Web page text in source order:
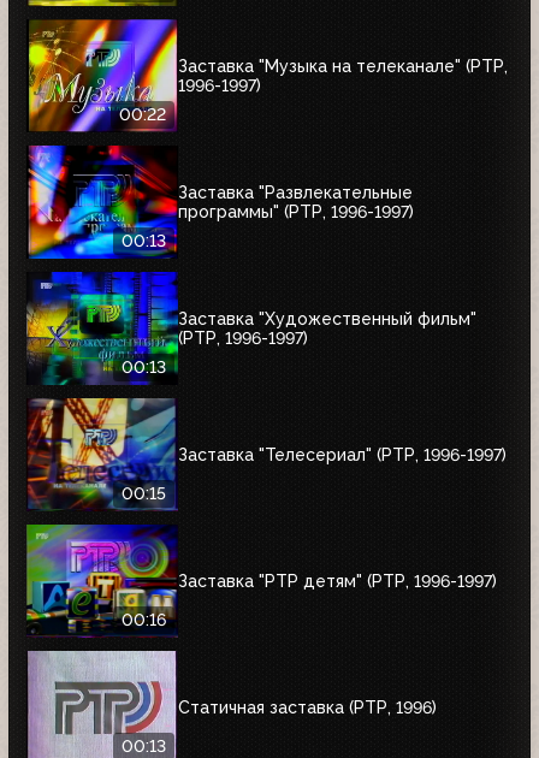
00:22
Заставка "Музыка на телеканале" (РТР,
1996-1997)
00:13
Заставка "Развлекательные
программы" (РТР, 1996-1997)
00:13
Заставка "Художественный фильм"
(РТР, 1996-1997)
00:15
Заставка "Телесериал" (РТР, 1996-1997)
00:16
Заставка "РТР детям" (РТР, 1996-1997)
00:13
Статичная заставка (РТР, 1996)